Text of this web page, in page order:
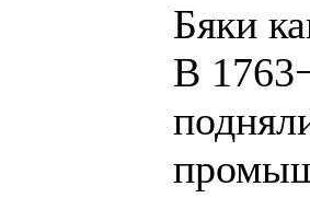
Бяки
В